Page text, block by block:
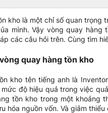
kho là một chỉ số quan trọng
mình. Vậy vòng quay
các câu hỏi trên. Cùng tìm
quay hàng tồn kho
kho tên tiếng anh là
độ hiệu quả trong việc
tồn kho trong một khoảng
hóa nguồn vốn. Và giảm